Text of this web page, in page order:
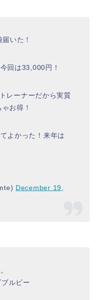
いた！
回は33,000円！
レーナーだから実質
お得！
よかった！来年は
December 19,
ルビー